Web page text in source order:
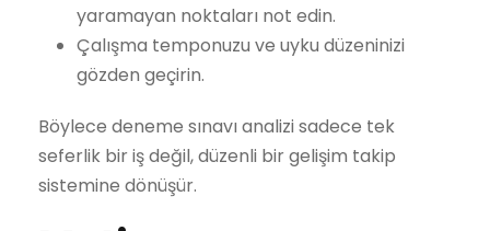
yaramayan noktaları not edin.
Çalışma temponuzu ve uyku düzeninizi
gözden geçirin.
Böylece deneme sınavı analizi sadece tek
seferlik bir iş değil, düzenli bir gelişim takip
sistemine dönüşür.